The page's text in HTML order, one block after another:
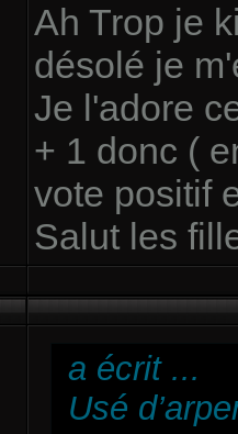
Ah Trop je
désolé je
Je l'adore
+ 1 donc (
vote positif
Salut les
a écrit...
Usé